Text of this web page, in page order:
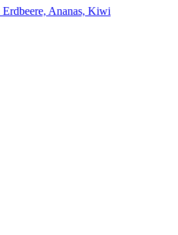
Ananas, Kiwi